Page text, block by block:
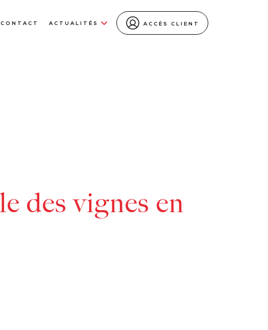
CONTACT ACTUALITÉS ACCÈS CLIENT
des vignes en